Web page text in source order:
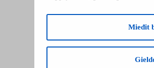
Mieđit